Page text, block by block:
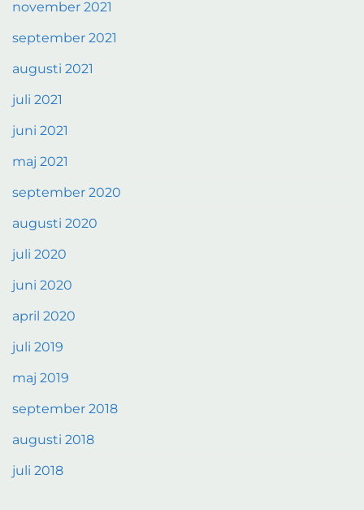
november 2021
september 2021
augusti 2021
juli 2021
juni 2021
maj 2021
september 2020
augusti 2020
juli 2020
juni 2020
april 2020
juli 2019
maj 2019
september 2018
augusti 2018
juli 2018